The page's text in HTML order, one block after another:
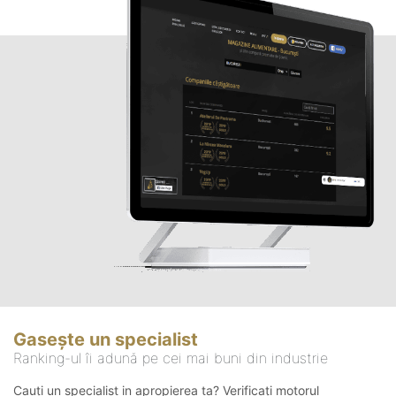
Gasește un specialist
Ranking-ul îi adună pe cei mai buni din industrie
Cauți un specialist in apropierea ta? Verificați motorul